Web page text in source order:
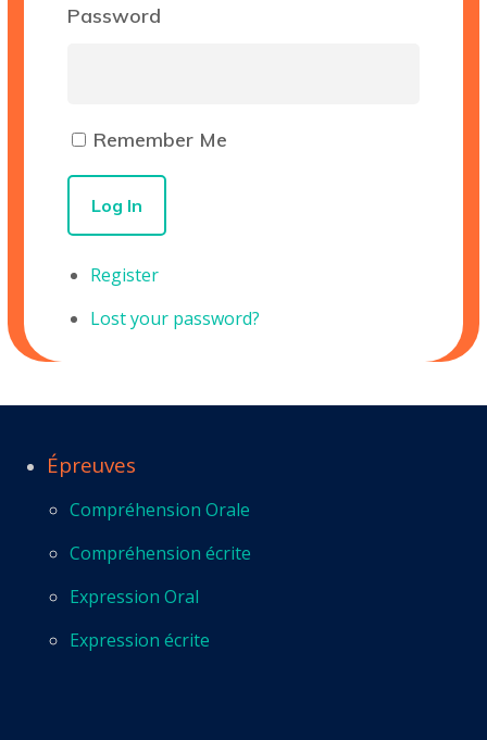
Password
Remember Me
Log In
Register
Lost your password?
Épreuves
Compréhension Orale
Compréhension écrite
Expression Oral
Expression écrite